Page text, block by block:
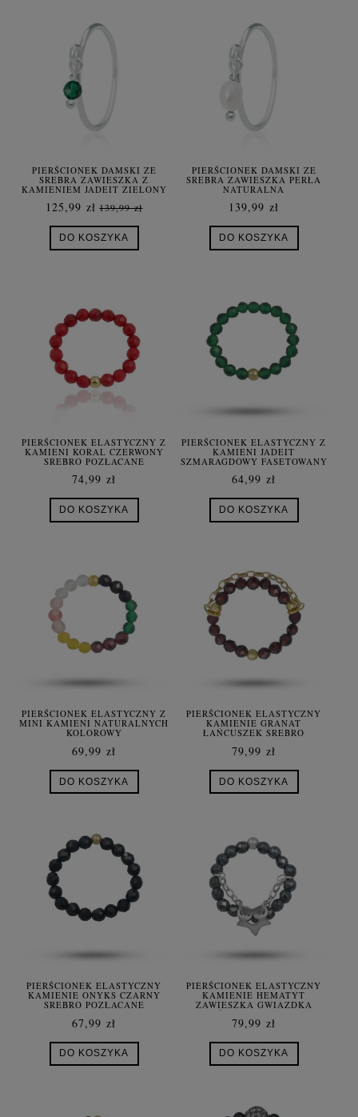
PIERŚCIONEK DAMSKI ZE
SREBRA ZAWIESZKA Z
KAMIENIEM JADEIT ZIELONY
125,99 zł 139,99 zł
DO KOSZYKA
PIERŚCIONEK DAMSKI ZE
SREBRA ZAWIESZKA PERŁA
NATURALNA
139,99 zł
DO KOSZYKA
PIERŚCIONEK ELASTYCZNY Z
KAMIENI KORAL CZERWONY
SREBRO POZŁACANE
74,99 zł
DO KOSZYKA
PIERŚCIONEK ELASTYCZNY Z
KAMIENI JADEIT
SZMARAGDOWY FASETOWANY
64,99 zł
DO KOSZYKA
PIERŚCIONEK ELASTYCZNY Z
MINI KAMIENI NATURALNYCH
KOLOROWY
69,99 zł
DO KOSZYKA
PIERŚCIONEK ELASTYCZNY
KAMIENIE GRANAT
ŁAŃCUSZEK SREBRO
79,99 zł
DO KOSZYKA
PIERŚCIONEK ELASTYCZNY
KAMIENIE ONYKS CZARNY
SREBRO POZŁACANE
67,99 zł
DO KOSZYKA
PIERŚCIONEK ELASTYCZNY
KAMIENIE HEMATYT
ZAWIESZKA GWIAZDKA
ŁAŃCUSZEK SREBRO
79,99 zł
DO KOSZYKA